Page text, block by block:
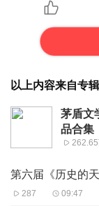
以上内容来自专辑
茅盾文
品合集
第六届《历史的
287 09:47